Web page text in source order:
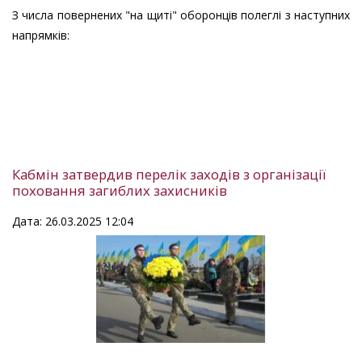
З числа повернених "на щиті" оборонців полеглі з наступних
напрямків:
Кабмін затвердив перелік заходів з організації
поховання загиблих захисників
Дата: 26.03.2025 12:04